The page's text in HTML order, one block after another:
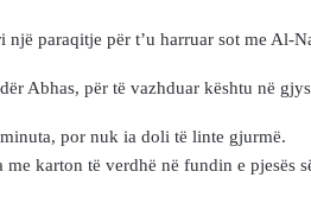
një paraqitje për t’u harruar sot me Al-
Abhas, për të vazhduar kështu në
por nuk ia doli të linte gjurmë.
karton të verdhë në fundin e pjesës